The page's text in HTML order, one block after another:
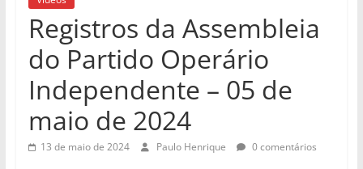
Registros da Assembleia
do Partido Operário
Independente – 05 de
maio de 2024
13 de maio de 2024 Paulo Henrique 0 comentários